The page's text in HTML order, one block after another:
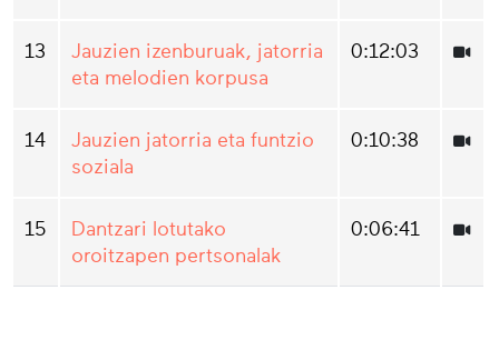
13
Jauzien izenburuak, jatorria
eta melodien korpusa
0:12:03
14
Jauzien jatorria eta funtzio
soziala
0:10:38
15
Dantzari lotutako
oroitzapen pertsonalak
0:06:41